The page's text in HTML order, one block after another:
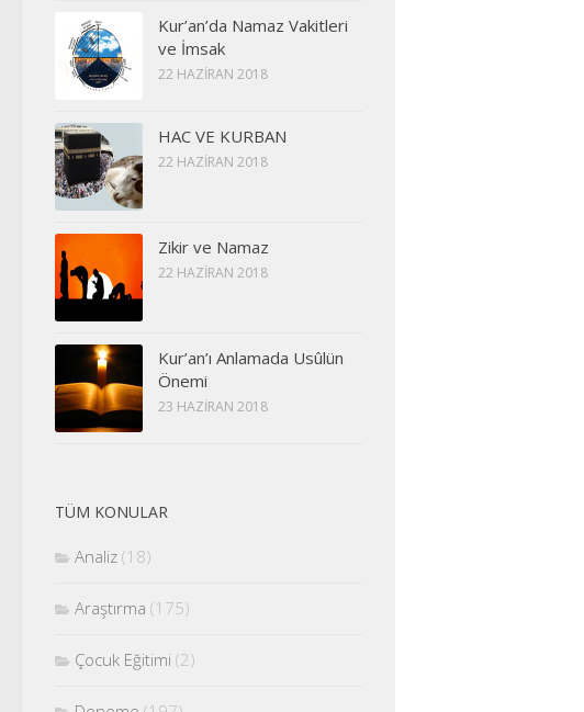
Kur’an’da Namaz Vakitleri
ve İmsak
22 HAZIRAN 2018
HAC VE KURBAN
22 HAZIRAN 2018
Zikir ve Namaz
22 HAZIRAN 2018
Kur’an’ı Anlamada Usûlün
Önemi
23 HAZIRAN 2018
TÜM KONULAR
Analiz (18)
Araştırma (175)
Çocuk Eğitimi (2)